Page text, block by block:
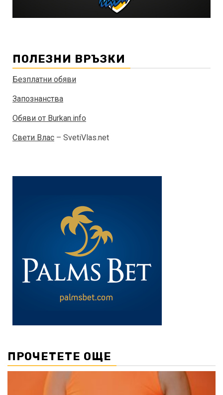
ПОЛЕЗНИ ВРЪЗКИ
Безплатни обяви
Запознанства
Обяви от Burkan.info
Свети Влас – SvetiVlas.net
ПРОЧЕТЕТЕ ОЩЕ